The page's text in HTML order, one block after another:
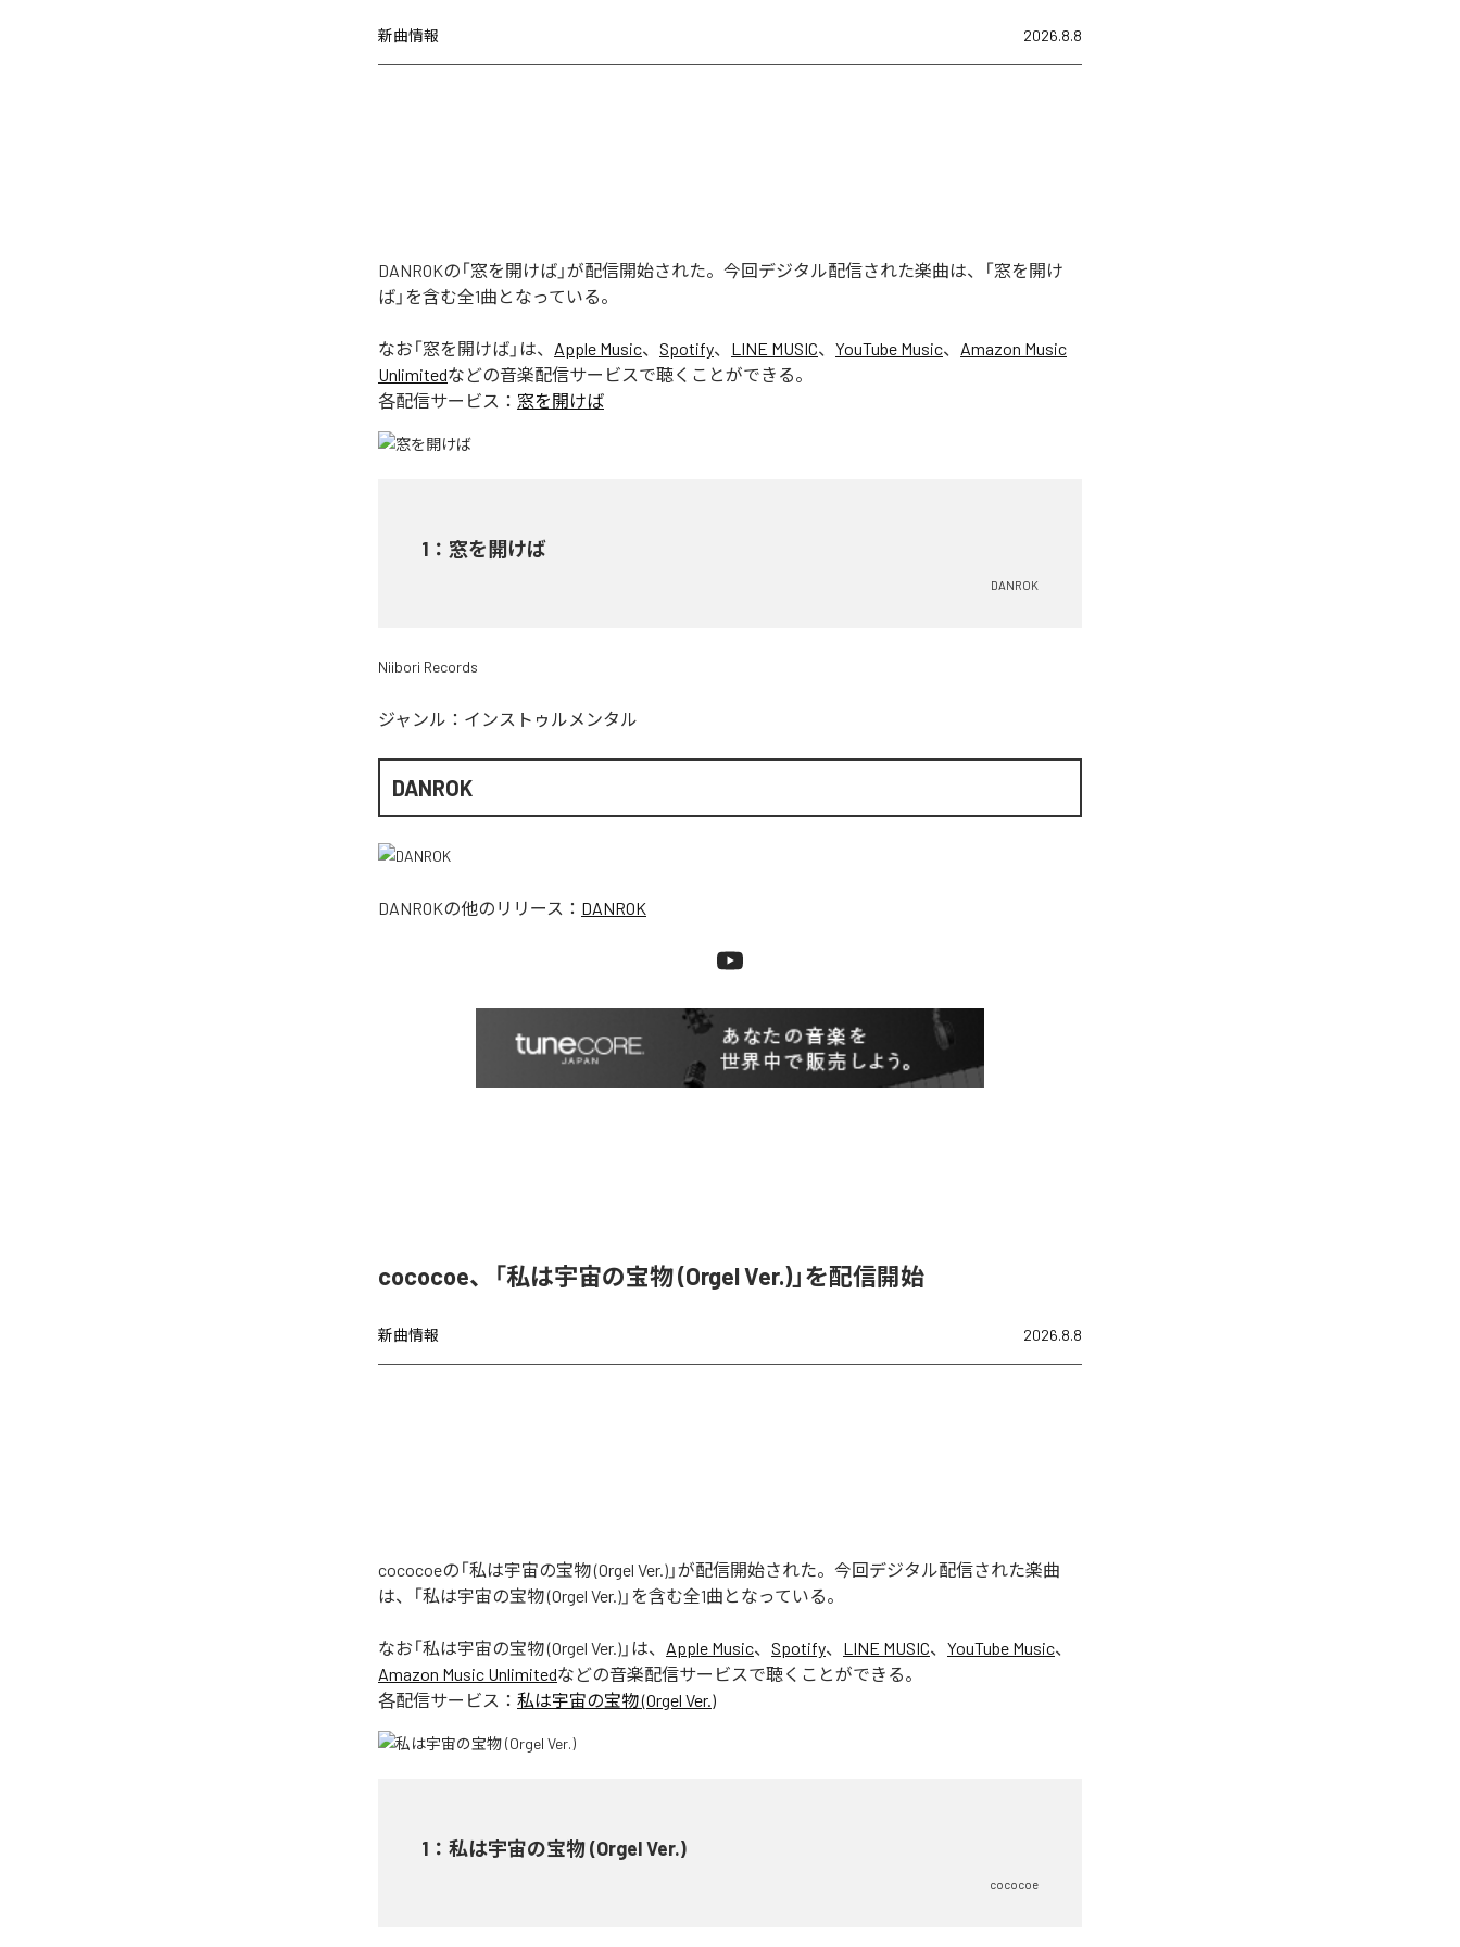
新曲情報 2026.8.8
DANROKの「窓を開けば」が配信開始された。今回デジタル配信された楽曲は、「窓を開け
ば」を含む全1曲となっている。
なお「窓を開けば 」は、 Apple Music、 Spotify、 LINE MUSIC、 YouTube Music、 Amazon Music
Unlimitedなどの音楽配信サービスで聴くことができる。
各配信サービス： 窓を開けば
1 ： 窓を開けば
DANROK
Niibori Records
ジャンル： インストゥルメンタル
DANROK
DANROKの他のリリース： DANROK
cococoe、「私は宇宙の宝物 (Orgel Ver.)」を配信開始
新曲情報 2026.8.8
cococoeの「私は宇宙の宝物 (Orgel Ver.)」が配信開始された。今回デジタル配信された楽曲
は、「私は宇宙の宝物 (Orgel Ver.)」を含む全1曲となっている。
なお「私は宇宙の宝物 (Orgel Ver.) 」は、 Apple Music、 Spotify、 LINE MUSIC、 YouTube Music、
Amazon Music Unlimitedなどの音楽配信サービスで聴くことができる。
各配信サービス： 私は宇宙の宝物 (Orgel Ver.)
1 ： 私は宇宙の宝物 (Orgel Ver.)
cococoe